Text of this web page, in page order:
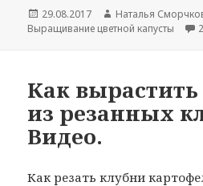
Опубликовано
29.08.2017 Автор
Наталья
Выращивание цветной капусты
Как
из резанных
Видео.
Как резать клубни